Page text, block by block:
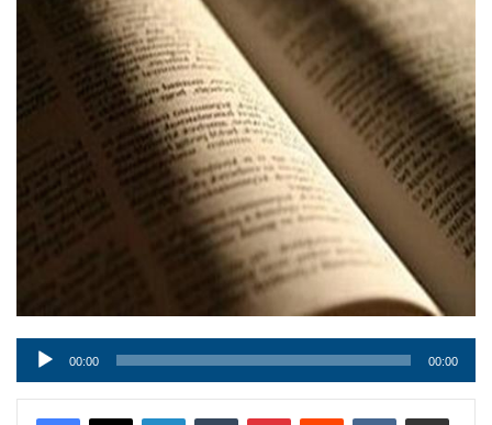
Audio
Player
00:00 00:00